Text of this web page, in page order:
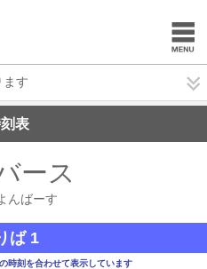
ます
表
ース
んばーす
ば 1
時刻を合わせて表示しています